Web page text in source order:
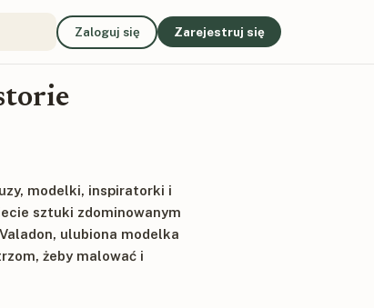
Zaloguj się Zarejestruj się
modelki, inspiratorki i
sztuki zdominowanym
ulubiona modelka
żeby malować i